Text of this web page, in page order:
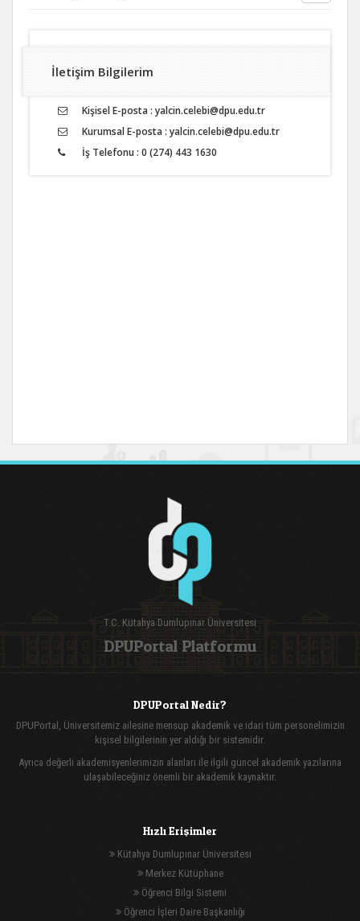
İletişim Bilgilerim
Kişisel E-posta : yalcin.celebi@dpu.edu.tr
Kurumsal E-posta : yalcin.celebi@dpu.edu.tr
İş Telefonu : 0 (274) 443 1630
T.C. Kütahya Dumlupınar Üniversitesi
DPUPortal Platformu
DPUPortal Nedir?
DPUPortal, Üniversitemiz ailesine mensup akademik ve idari tüm personelimizin
kişisel bilgilerinin yer aldığı bir sistemidir.
Ayrıca değerli akademisyenlerimizin alanları ile ilgili güncel akademik yazılarına
ulaşabileceğiniz önemli bir akademik kaynaktır.
Hızlı Erişimler
Kütahya Dumlupınar Üniversitesi
Merkez Kütüphane
Öğrenci Bilgi Sistemi
Öğrenci İşleri Daire Başkanlığı